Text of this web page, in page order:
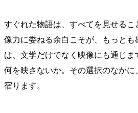
すぐれた物語は、すべてを見せる
像力に委ねる余白こそが、もっと
は、文学だけでなく映像にも通じま
何を映さないか。その選択のなか
宿ります。